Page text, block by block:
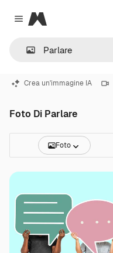
Close menu
Magnific
Crea un'immagine IA
Foto Di Parlare
Foto